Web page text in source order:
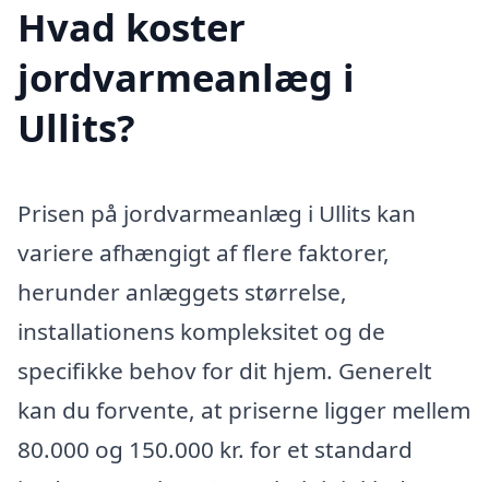
Hvad koster
jordvarmeanlæg i
Ullits?
Prisen på jordvarmeanlæg i Ullits kan
variere afhængigt af flere faktorer,
herunder anlæggets størrelse,
installationens kompleksitet og de
specifikke behov for dit hjem. Generelt
kan du forvente, at priserne ligger mellem
80.000 og 150.000 kr. for et standard